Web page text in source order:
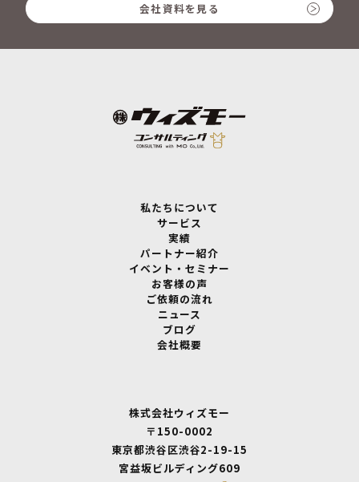
会社資料を見る
私たちについて
サービス
実績
パートナー紹介
イベント・セミナー
お客様の声
ご依頼の流れ
ニュース
ブログ
会社概要
株式会社ウィズモー
〒150-0002
東京都渋谷区渋谷2-19-15
宮益坂ビルディング609